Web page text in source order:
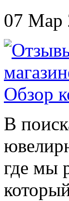
07 Мар
В
где мы